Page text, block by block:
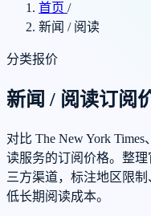
首页 /
新闻 / 阅读
分类报价
新闻 / 阅读订阅
对比 The New York Times
读服务的订阅价格。整
三方渠道，标注地区限
低长期阅读成本。